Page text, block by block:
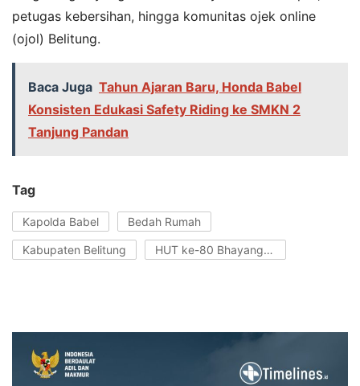
petugas kebersihan, hingga komunitas ojek online
(ojol) Belitung.
Baca Juga Tahun Ajaran Baru, Honda Babel
Konsisten Edukasi Safety Riding ke SMKN 2
Tanjung Pandan
Tag
Kapolda Babel Bedah Rumah
Kabupaten Belitung HUT ke-80 Bhayangkara